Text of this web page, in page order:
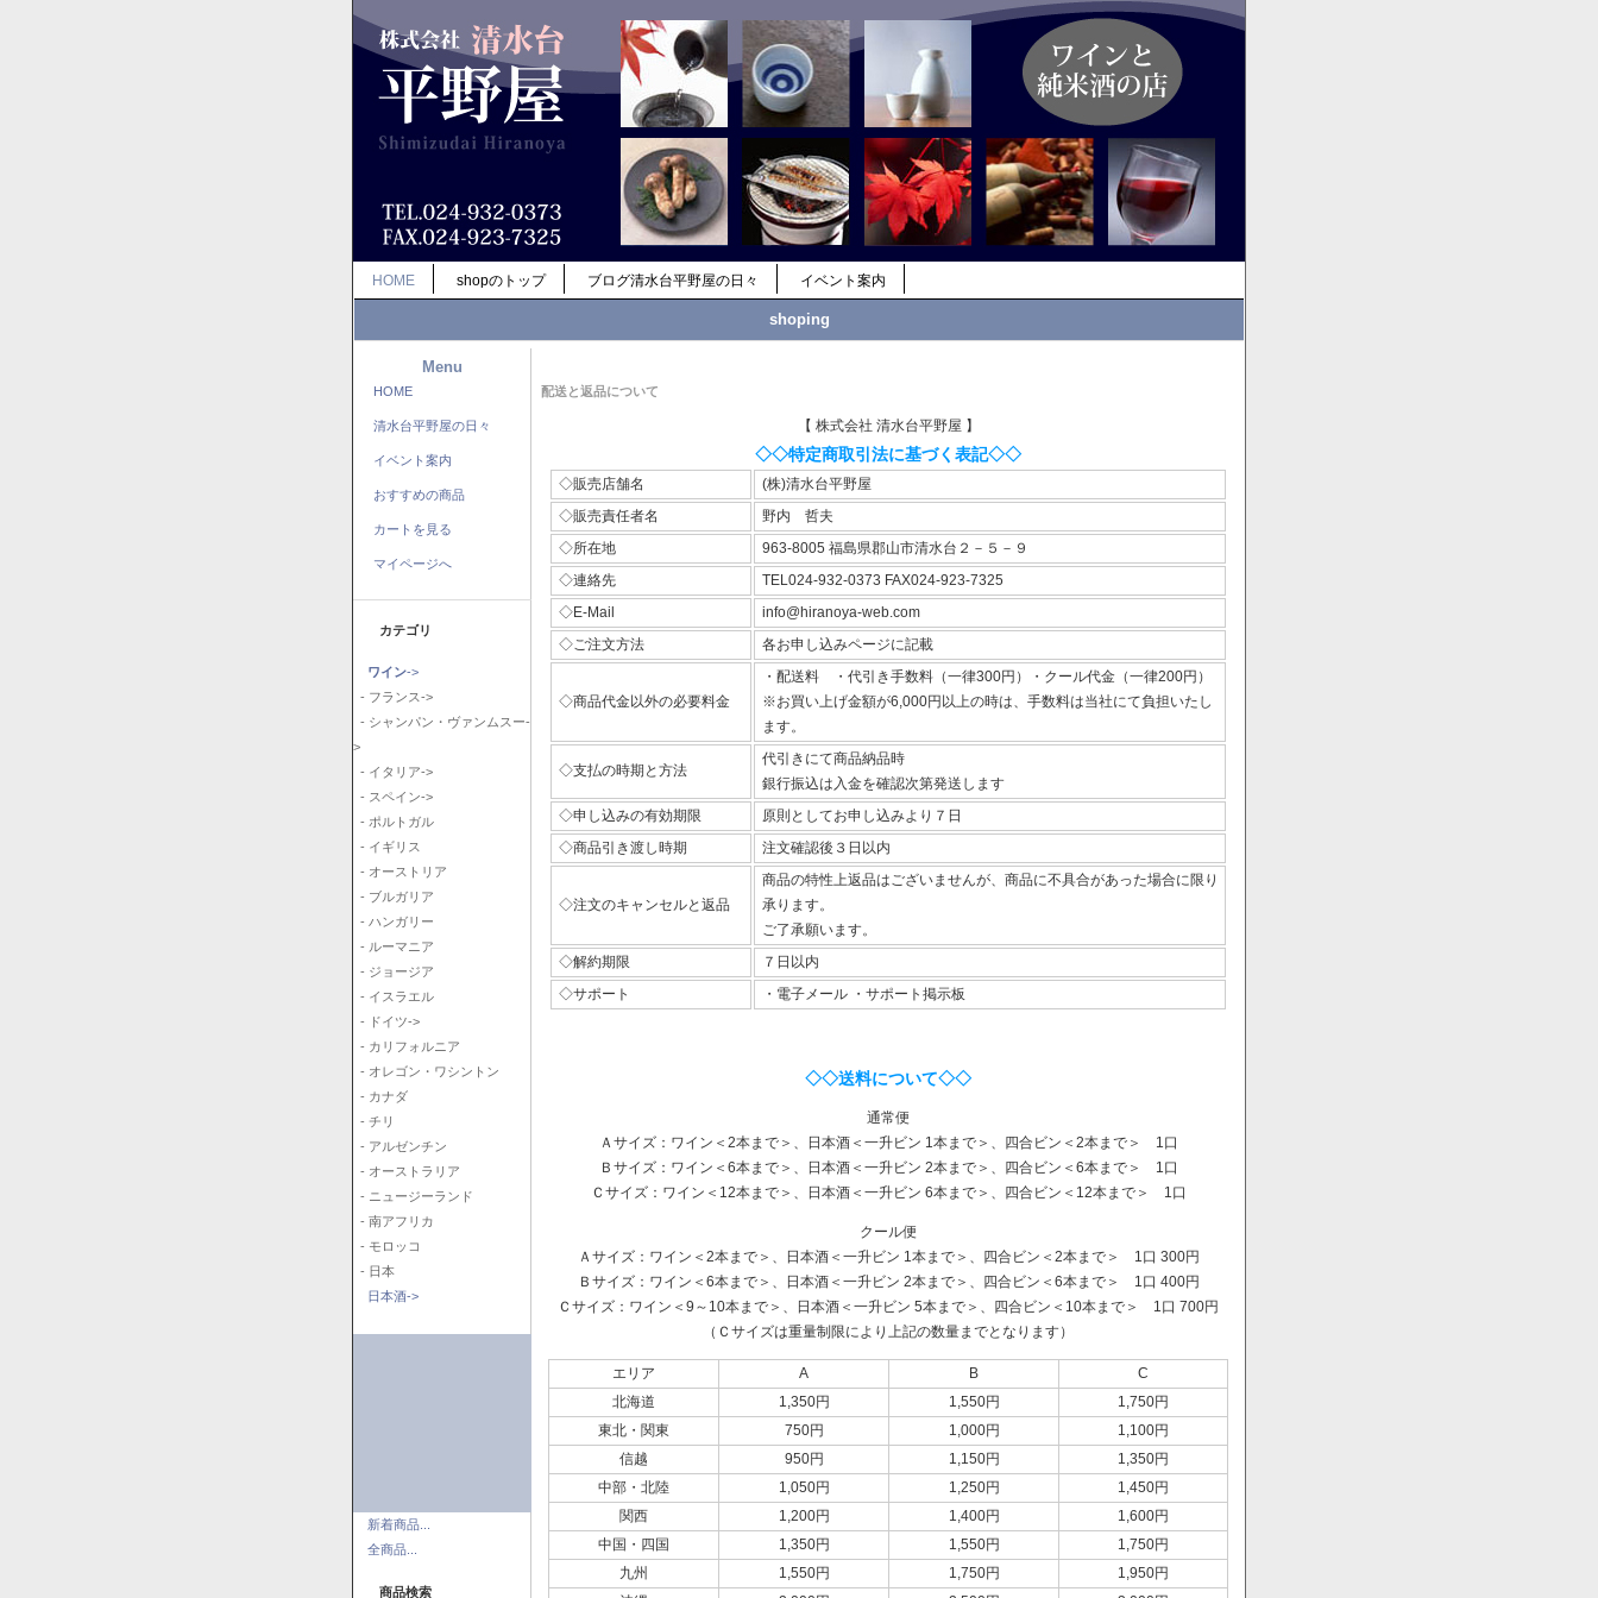
HOME shopのトップ ブログ清水台平野屋の日々 イベント案内
shoping
Menu
HOME
清水台平野屋の日々
イベント案内
おすすめの商品
カートを見る
マイページへ
カテゴリ
ワイン->
- フランス->
- シャンパン・ヴァンムスー-
>
- イタリア->
- スペイン->
- ポルトガル
- イギリス
- オーストリア
- ブルガリア
- ハンガリー
- ルーマニア
- ジョージア
- イスラエル
- ドイツ->
- カリフォルニア
- オレゴン・ワシントン
- カナダ
- チリ
- アルゼンチン
- オーストラリア
- ニュージーランド
- 南アフリカ
- モロッコ
- 日本
日本酒->
新着商品...
全商品...
商品検索
配送と返品について
【 株式会社 清水台平野屋 】
◇◇特定商取引法に基づく表記◇◇
◇販売店舗名
(株)清水台平野屋
◇販売責任者名
野内 哲夫
◇所在地
963-8005 福島県郡山市清水台２－５－９
◇連絡先
TEL024-932-0373 FAX024-923-7325
◇E-Mail
info@hiranoya-web.com
◇ご注文方法
各お申し込みページに記載
◇商品代金以外の必要料金
・配送料 ・代引き手数料（一律300円）・クール代金（一律200円）
※お買い上げ金額が6,000円以上の時は、手数料は当社にて負担いたし
ます。
◇支払の時期と方法
代引きにて商品納品時
銀行振込は入金を確認次第発送します
◇申し込みの有効期限
原則としてお申し込みより７日
◇商品引き渡し時期
注文確認後３日以内
◇注文のキャンセルと返品
商品の特性上返品はございませんが、商品に不具合があった場合に限り
承ります。
ご了承願います。
◇解約期限
７日以内
◇サポート
・電子メール ・サポート掲示板
◇◇送料について◇◇
通常便
Ａサイズ：ワイン＜2本まで＞、日本酒＜一升ビン 1本まで＞、四合ビン＜2本まで＞ 1口
Ｂサイズ：ワイン＜6本まで＞、日本酒＜一升ビン 2本まで＞、四合ビン＜6本まで＞ 1口
Ｃサイズ：ワイン＜12本まで＞、日本酒＜一升ビン 6本まで＞、四合ビン＜12本まで＞ 1口
クール便
Ａサイズ：ワイン＜2本まで＞、日本酒＜一升ビン 1本まで＞、四合ビン＜2本まで＞ 1口 300円
Ｂサイズ：ワイン＜6本まで＞、日本酒＜一升ビン 2本まで＞、四合ビン＜6本まで＞ 1口 400円
Ｃサイズ：ワイン＜9～10本まで＞、日本酒＜一升ビン 5本まで＞、四合ビン＜10本まで＞ 1口 700円
（Ｃサイズは重量制限により上記の数量までとなります）
エリア A B
C
北海道
1,350円 1,550円
1,750円
東北・関東
750円 1,000円
1,100円
信越
950円 1,150円
1,350円
中部・北陸
1,050円 1,250円
1,450円
関西
1,200円 1,400円
1,600円
中国・四国
1,350円 1,550円
1,750円
九州
1,550円 1,750円
1,950円